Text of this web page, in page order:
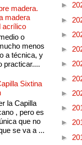
madera.
madera
acrílico
o
menos
a técnica, y
practicar....
Sixtina
la Capilla
, pero es
que no
se va a ...
►
►
►
►
►
►
►
►
►
►